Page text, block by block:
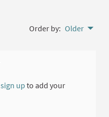
Order by: Older
sign up to add your